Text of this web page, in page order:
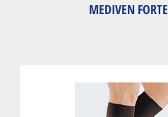
MEDIVEN FORTE